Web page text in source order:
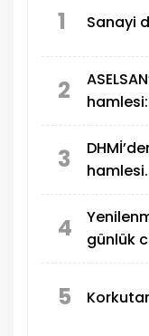
1 Sanayi
2
hamlesi:
3
4
günlük
5